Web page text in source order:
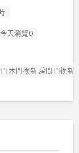
天瀏覽0
木門換新 房間門換新